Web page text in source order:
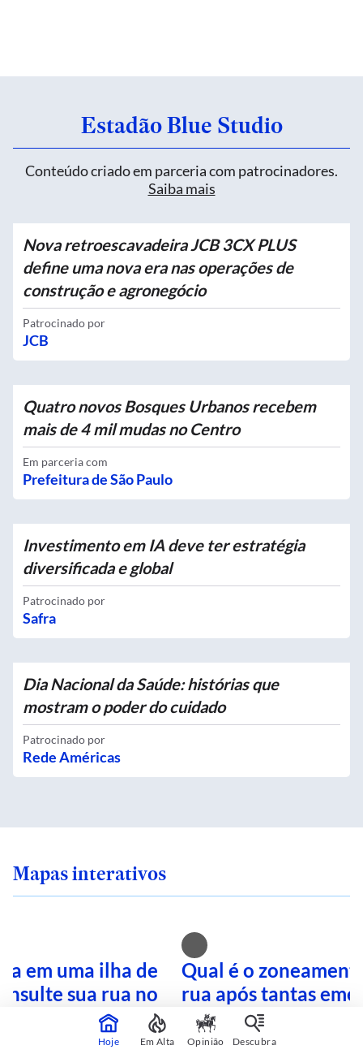
Estadão Blue Studio
Conteúdo criado em parceria com patrocinadores.
Saiba mais
Nova retroescavadeira JCB 3CX PLUS
define uma nova era nas operações de
construção e agronegócio
Patrocinado por
JCB
Quatro novos Bosques Urbanos recebem
mais de 4 mil mudas no Centro
Em parceria com
Prefeitura de São Paulo
Investimento em IA deve ter estratégia
diversificada e global
Patrocinado por
Safra
Dia Nacional da Saúde: histórias que
mostram o poder do cuidado
Patrocinado por
Rede Américas
Mapas interativos
em uma ilha de
sua rua no
Qual é o
rua após tantas
Busque no mapa
Hoje Em Alta Opinião Descubra